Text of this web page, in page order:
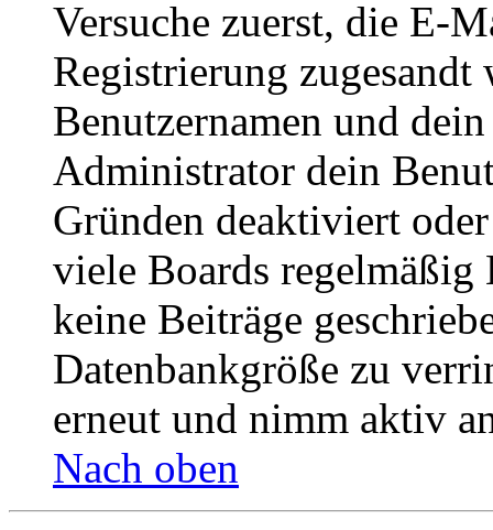
Versuche zuerst, die E-
Registrierung
Benutzernamen und
Administrator dein
Gründen deaktiviert
viele Boards
keine Beiträge
Datenbankgröße zu
erneut und nimm aktiv
Nach oben